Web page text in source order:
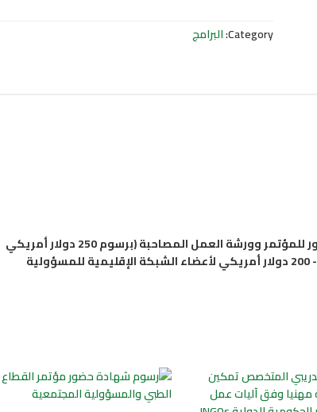
Category: البرامج
للراغبين في الحصول على أوراق العمل- شهادتين حضور للمؤتمر وورشة العمل المصاحبة (برسوم 250 دولار أمريكي
لغير أعضاء الشبكة الإقليمية للمسؤولية الاجتماعية- 200 دولار أمريكي لأعضاء الشبكة الإقليمية للمسؤولية